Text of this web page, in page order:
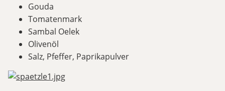
Gouda
Tomatenmark
Sambal Oelek
Olivenöl
Salz, Pfeffer, Paprikapulver